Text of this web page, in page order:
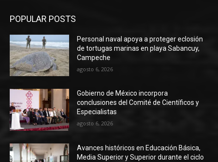
POPULAR POSTS
Personal naval apoya a proteger eclosión
de tortugas marinas en playa Sabancuy,
Campeche
agosto 6, 2026
Gobierno de México incorpora
conclusiones del Comité de Científicos y
Especialistas
agosto 6, 2026
Avances históricos en Educación Básica,
Media Superior y Superior durante el ciclo